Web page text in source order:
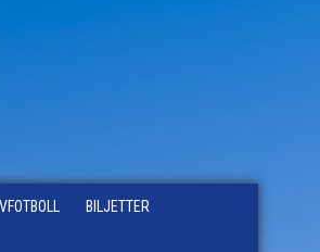
BILJETTER